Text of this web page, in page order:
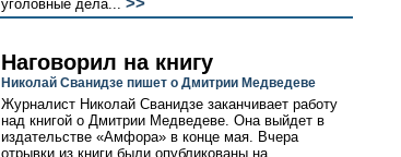
уголовные дела...
Наговорил на книгу
Николай Сванидзе пишет о Дмитрии Медведеве
Журналист Николай Сванидзе заканчивает работу
над книгой о Дмитрии Медведеве. Она выйдет в
издательстве «Амфора» в конце мая. Вчера
отрывки из книги были опубликованы на